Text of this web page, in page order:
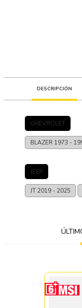
DESCRIPCIÓN
CHEVROLET
BLAZER 1973 -
JEEP
JT 2019 - 2025